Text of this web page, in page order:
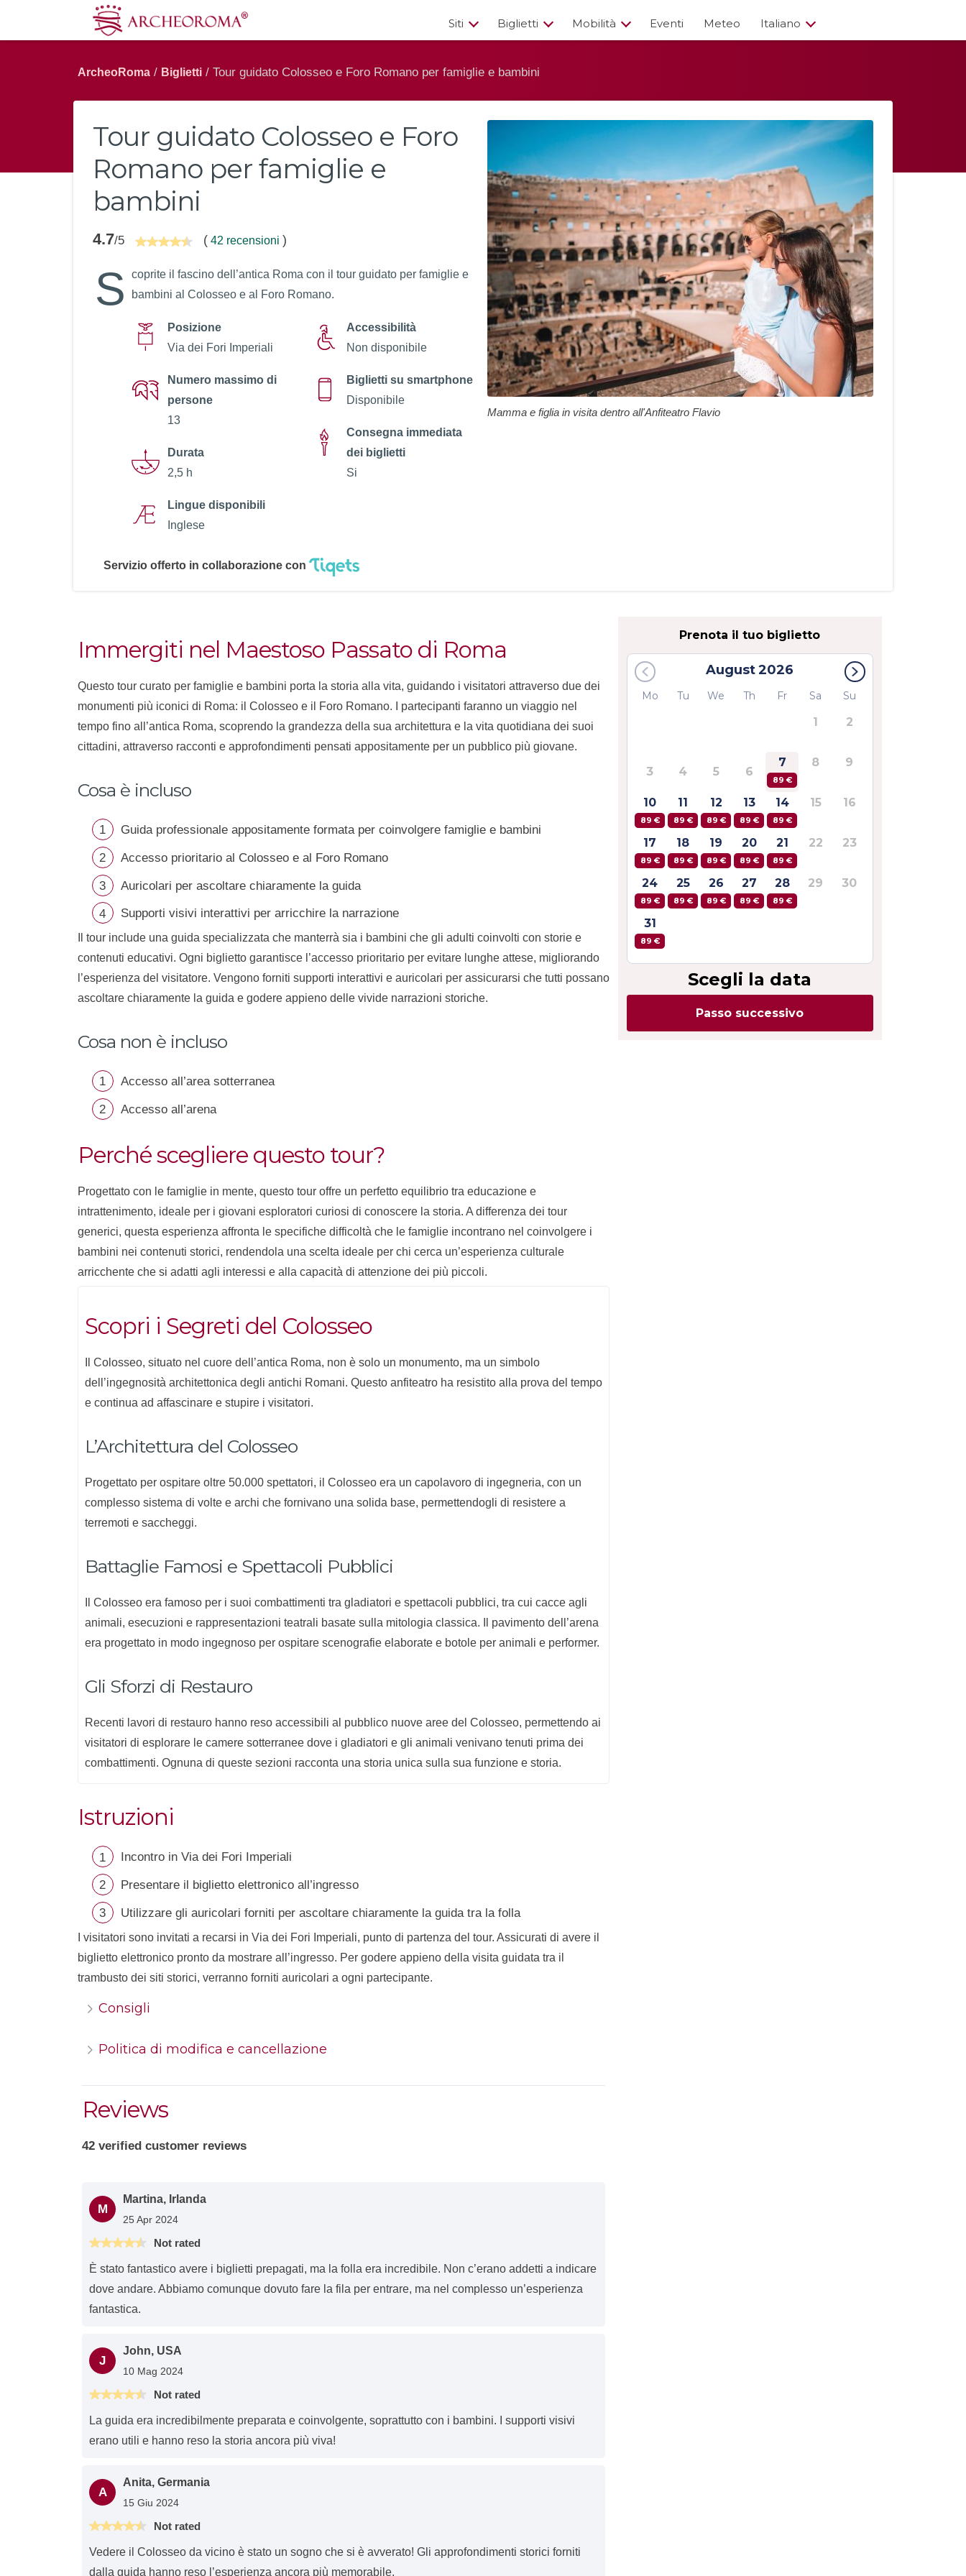
Siti Biglietti Mobilità Eventi Meteo Italiano
ArcheoRoma / Biglietti / Tour guidato Colosseo e Foro Romano per famiglie e bambini
Tour guidato Colosseo e Foro
Romano per famiglie e
bambini
4.7/5 ( 42 recensioni )
S
coprite il fascino dell’antica Roma con il tour guidato per famiglie e
bambini al Colosseo e al Foro Romano.
Posizione
Via dei Fori Imperiali
Numero massimo di
persone
13
Durata
2,5 h
Lingue disponibili
Inglese
Accessibilità
Non disponibile
Biglietti su smartphone
Disponibile
Consegna immediata
dei biglietti
Si
Mamma e figlia in visita dentro all'Anfiteatro Flavio
Servizio offerto in collaborazione con
Immergiti nel Maestoso Passato di Roma
Questo tour curato per famiglie e bambini porta la storia alla vita, guidando i visitatori attraverso due dei
monumenti più iconici di Roma: il Colosseo e il Foro Romano. I partecipanti faranno un viaggio nel
tempo fino all’antica Roma, scoprendo la grandezza della sua architettura e la vita quotidiana dei suoi
cittadini, attraverso racconti e approfondimenti pensati appositamente per un pubblico più giovane.
Cosa è incluso
Guida professionale appositamente formata per coinvolgere famiglie e bambini
Accesso prioritario al Colosseo e al Foro Romano
Auricolari per ascoltare chiaramente la guida
Supporti visivi interattivi per arricchire la narrazione
Il tour include una guida specializzata che manterrà sia i bambini che gli adulti coinvolti con storie e
contenuti educativi. Ogni biglietto garantisce l’accesso prioritario per evitare lunghe attese, migliorando
l’esperienza del visitatore. Vengono forniti supporti interattivi e auricolari per assicurarsi che tutti possano
ascoltare chiaramente la guida e godere appieno delle vivide narrazioni storiche.
Cosa non è incluso
Accesso all’area sotterranea
Accesso all’arena
Perché scegliere questo tour?
Progettato con le famiglie in mente, questo tour offre un perfetto equilibrio tra educazione e
intrattenimento, ideale per i giovani esploratori curiosi di conoscere la storia. A differenza dei tour
generici, questa esperienza affronta le specifiche difficoltà che le famiglie incontrano nel coinvolgere i
bambini nei contenuti storici, rendendola una scelta ideale per chi cerca un’esperienza culturale
arricchente che si adatti agli interessi e alla capacità di attenzione dei più piccoli.
Scopri i Segreti del Colosseo
Il Colosseo, situato nel cuore dell’antica Roma, non è solo un monumento, ma un simbolo
dell’ingegnosità architettonica degli antichi Romani. Questo anfiteatro ha resistito alla prova del tempo
e continua ad affascinare e stupire i visitatori.
L’Architettura del Colosseo
Progettato per ospitare oltre 50.000 spettatori, il Colosseo era un capolavoro di ingegneria, con un
complesso sistema di volte e archi che fornivano una solida base, permettendogli di resistere a
terremoti e saccheggi.
Battaglie Famosi e Spettacoli Pubblici
Il Colosseo era famoso per i suoi combattimenti tra gladiatori e spettacoli pubblici, tra cui cacce agli
animali, esecuzioni e rappresentazioni teatrali basate sulla mitologia classica. Il pavimento dell’arena
era progettato in modo ingegnoso per ospitare scenografie elaborate e botole per animali e performer.
Gli Sforzi di Restauro
Recenti lavori di restauro hanno reso accessibili al pubblico nuove aree del Colosseo, permettendo ai
visitatori di esplorare le camere sotterranee dove i gladiatori e gli animali venivano tenuti prima dei
combattimenti. Ognuna di queste sezioni racconta una storia unica sulla sua funzione e storia.
Istruzioni
Incontro in Via dei Fori Imperiali
Presentare il biglietto elettronico all’ingresso
Utilizzare gli auricolari forniti per ascoltare chiaramente la guida tra la folla
I visitatori sono invitati a recarsi in Via dei Fori Imperiali, punto di partenza del tour. Assicurati di avere il
biglietto elettronico pronto da mostrare all’ingresso. Per godere appieno della visita guidata tra il
trambusto dei siti storici, verranno forniti auricolari a ogni partecipante.
Consigli
Politica di modifica e cancellazione
Reviews
42 verified customer reviews
M
Martina, Irlanda
25 Apr 2024
Not rated
È stato fantastico avere i biglietti prepagati, ma la folla era incredibile. Non c’erano addetti a indicare
dove andare. Abbiamo comunque dovuto fare la fila per entrare, ma nel complesso un’esperienza
fantastica.
J
John, USA
10 Mag 2024
Not rated
La guida era incredibilmente preparata e coinvolgente, soprattutto con i bambini. I supporti visivi
erano utili e hanno reso la storia ancora più viva!
A
Anita, Germania
15 Giu 2024
Not rated
Vedere il Colosseo da vicino è stato un sogno che si è avverato! Gli approfondimenti storici forniti
dalla guida hanno reso l’esperienza ancora più memorabile.
Prenota il tuo biglietto
August 2026
Mo Tu We Th Fr Sa Su
1 2
3 4 5 6
7
89 €
8 9
10
89 €
11
89 €
12
89 €
13
89 €
14
89 €
15 16
17
89 €
18
89 €
19
89 €
20
89 €
21
89 €
22 23
24
89 €
25
89 €
26
89 €
27
89 €
28
89 €
29 30
31
89 €
Scegli la data
Passo successivo